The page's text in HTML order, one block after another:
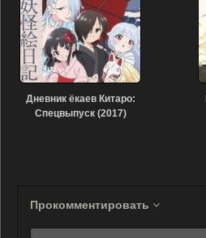
Дневник ёкаев Китаро:
Спецвыпуск (2017)
Прокомментировать